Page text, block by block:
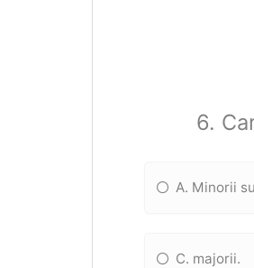
6.
A. Minorii
C. majorii.